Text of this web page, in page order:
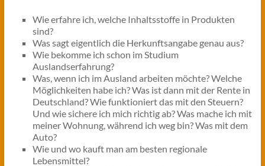
Wie erfahre ich, welche Inhaltsstoffe in Produkten
sind?
Was sagt eigentlich die Herkunftsangabe genau aus?
Wie bekomme ich schon im Studium
Auslandserfahrung?
Was, wenn ich im Ausland arbeiten möchte? Welche
Möglichkeiten habe ich? Was ist dann mit der Rente in
Deutschland? Wie funktioniert das mit den Steuern?
Und wie sichere ich mich richtig ab? Was mache ich mit
meiner Wohnung, während ich weg bin? Was mit dem
Auto?
Wie und wo kauft man am besten regionale
Lebensmittel?